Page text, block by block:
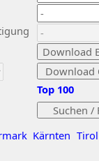
Kärnten Tirol
Top 100